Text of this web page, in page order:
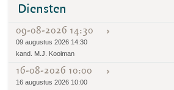
Diensten
09-08-2026 14:30
09 augustus 2026 14:30
kand. M.J. Kooiman
16-08-2026 10:00
16 augustus 2026 10:00